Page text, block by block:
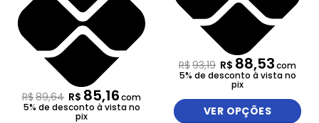
R$89,64 R$ 85,16com
5% de desconto à vista no
pix
R$93,19 R$ 88,53com
5% de desconto à vista no
pix
VER OPÇÕES